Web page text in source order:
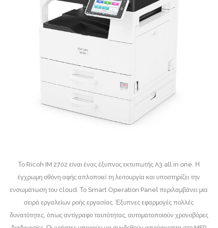
Το Ricoh IM 2702 είναι ένας έξυπνος εκτυπωτής A3 all in one. Η
έγχρωμη οθόνη αφής απλοποιεί τη λειτουργία και υποστηρίζει την
ενσωμάτωση του cloud. Το Smart Operation Panel περιλαμβάνει μια
σειρά εργαλείων ροής εργασίας. Έξυπνες εφαρμογές πολλές
δυνατότητες, όπως αντίγραφο ταυτότητας, αυτοματοποιούν χρονοβόρες